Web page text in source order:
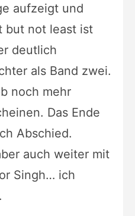
aufzeigt und
but not least ist
deutlich
als Band zwei.
noch mehr
Das Ende
Abschied.
auch weiter mit
Singh… ich